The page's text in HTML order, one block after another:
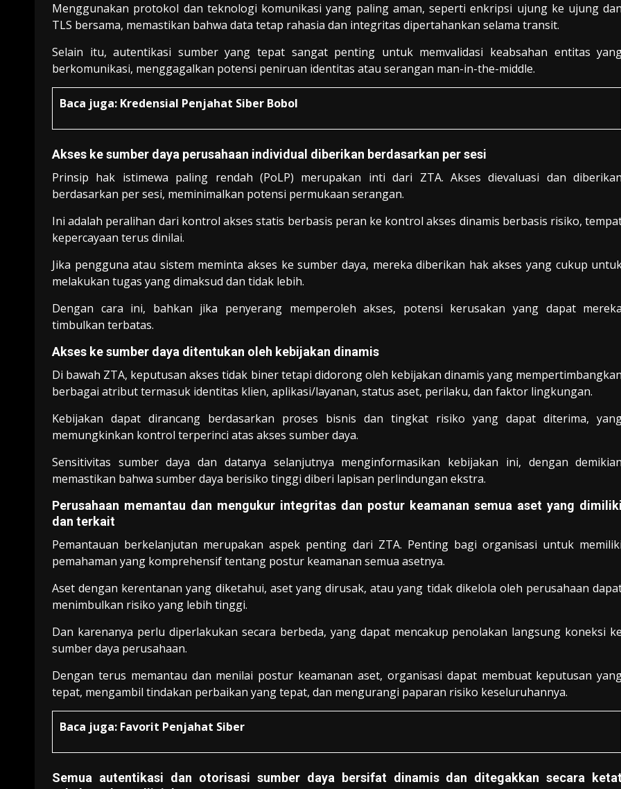
Menggunakan protokol dan teknologi komunikasi yang paling aman, seperti enkripsi ujung ke ujung dan
TLS bersama, memastikan bahwa data tetap rahasia dan integritas dipertahankan selama transit.
Selain itu, autentikasi sumber yang tepat sangat penting untuk memvalidasi keabsahan entitas
berkomunikasi, menggagalkan potensi peniruan identitas atau serangan man-in-the-middle.
Baca juga: Kredensial Penjahat Siber Bobol
Akses ke sumber daya perusahaan individual diberikan berdasarkan per sesi
Prinsip hak istimewa paling rendah (PoLP) merupakan inti dari ZTA. Akses dievaluasi dan diberikan
berdasarkan per sesi, meminimalkan potensi permukaan serangan.
Ini adalah peralihan dari kontrol akses statis berbasis peran ke kontrol akses dinamis berbasis risiko,
kepercayaan terus dinilai.
Jika pengguna atau sistem meminta akses ke sumber daya, mereka diberikan hak akses yang cukup
melakukan tugas yang dimaksud dan tidak lebih.
Dengan cara ini, bahkan jika penyerang memperoleh akses, potensi kerusakan yang dapat mereka
timbulkan terbatas.
Akses ke sumber daya ditentukan oleh kebijakan dinamis
Di bawah ZTA, keputusan akses tidak biner tetapi didorong oleh kebijakan dinamis yang mempertimbangkan
berbagai atribut termasuk identitas klien, aplikasi/layanan, status aset, perilaku, dan faktor lingkungan.
Kebijakan dapat dirancang berdasarkan proses bisnis dan tingkat risiko yang dapat diterima,
memungkinkan kontrol terperinci atas akses sumber daya.
Sensitivitas sumber daya dan datanya selanjutnya menginformasikan kebijakan ini, dengan demikian
memastikan bahwa sumber daya berisiko tinggi diberi lapisan perlindungan ekstra.
Perusahaan memantau dan mengukur integritas dan postur keamanan semua aset yang dimiliki
dan terkait
Pemantauan berkelanjutan merupakan aspek penting dari ZTA. Penting bagi organisasi untuk memiliki
pemahaman yang komprehensif tentang postur keamanan semua asetnya.
Aset dengan kerentanan yang diketahui, aset yang dirusak, atau yang tidak dikelola oleh perusahaan
menimbulkan risiko yang lebih tinggi.
Dan karenanya perlu diperlakukan secara berbeda, yang dapat mencakup penolakan langsung koneksi ke
sumber daya perusahaan.
Dengan terus memantau dan menilai postur keamanan aset, organisasi dapat membuat keputusan
tepat, mengambil tindakan perbaikan yang tepat, dan mengurangi paparan risiko keseluruhannya.
Baca juga: Favorit Penjahat Siber
Semua autentikasi dan otorisasi sumber daya bersifat dinamis dan ditegakkan secara